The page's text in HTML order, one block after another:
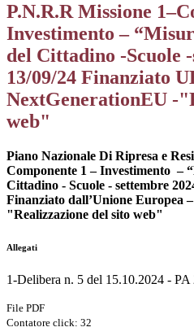
P.N.R.R Missione
Investimento –
del Cittadino -Scuole
13/09/24 Finanziato
NextGenerationEU -
web"
Piano Nazionale Di Ripresa e
Componente 1 – Investimento –
Cittadino - Scuole - settembre
Finanziato dall’Unione Europea
"Realizzazione del sito web"
Allegati
1-Delibera n. 5 del 15.10.2024 -
File PDF
Contatore click: 32